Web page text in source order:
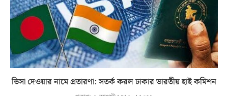
ভিসা দেওয়ার নামে প্রতারণা: সতর্ক করল ঢাকার ভারতীয় হাই কমিশন